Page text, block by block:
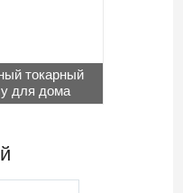
токарный
для дома